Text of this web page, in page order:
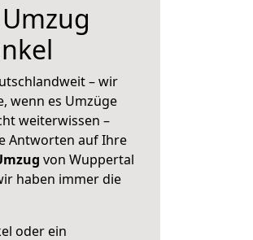
– wir
wenn es Umzüge
weiterwissen –
Antworten auf Ihre
von Wuppertal
haben immer die
oder ein